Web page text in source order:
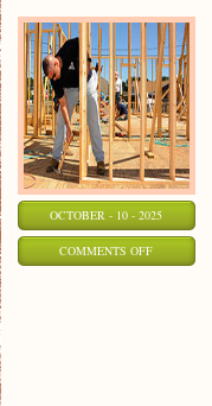
OCTOBER - 10 - 2025
COMMENTS OFFON